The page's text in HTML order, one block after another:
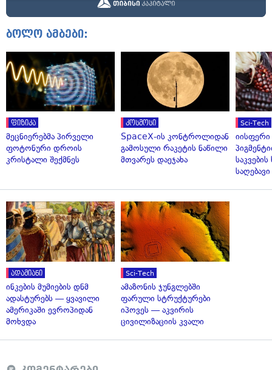
ბოლო ამბები:
ფიზიკა
მეცნიერებმა პირველი
ფოტონური დროის
კრისტალი შექმნეს
კოსმოსი
SpaceX-ის კონტროლიდან
გამოსული რაკეტის ნაწილი
მთვარეს დაეჯახა
Sci-Tech
იისფერი
ადამიანი
ინკების მუმიების დნმ
ადასტურებს — ყვავილი
ამერიკაში ევროპიდან
მოხვდა
Sci-Tech
ამაზონის ჯუნგლებში
ფარული სტრუქტურები
იპოვეს — აკვირის
ცივილიზაციის კვალი